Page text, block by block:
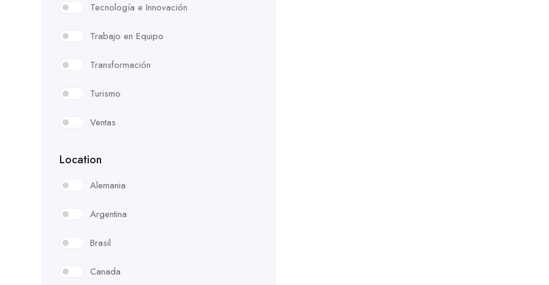
Tecnología e Innovación
Trabajo en Equipo
Transformación
Turismo
Ventas
Location
Alemania
Argentina
Brasil
Canada